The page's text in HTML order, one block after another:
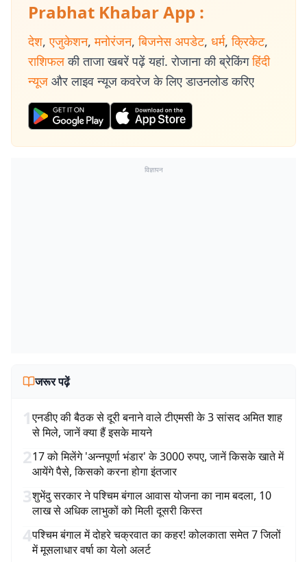
Prabhat Khabar App :
देश, एजुकेशन, मनोरंजन, बिजनेस अपडेट, धर्म, क्रिकेट,
राशिफल की ताजा खबरें पढ़ें यहां. रोजाना की ब्रेकिंग हिंदी
न्यूज और लाइव न्यूज कवरेज के लिए डाउनलोड करिए
विज्ञापन
जरूर पढ़ें
1एनडीए की बैठक से दूरी बनाने वाले टीएमसी के 3 सांसद अमित शाह
से मिले, जानें क्या हैं इसके मायने
217 को मिलेंगे 'अन्नपूर्णा भंडार' के 3000 रुपए, जानें किसके खाते में
आयेंगे पैसे, किसको करना होगा इंतजार
3शुभेंदु सरकार ने पश्चिम बंगाल आवास योजना का नाम बदला, 10
लाख से अधिक लाभुकों को मिली दूसरी किस्त
4पश्चिम बंगाल में दोहरे चक्रवात का कहर! कोलकाता समेत 7 जिलों
में मूसलाधार वर्षा का येलो अलर्ट